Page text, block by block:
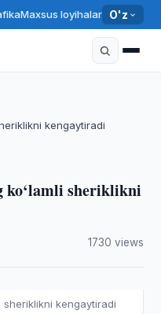
Maxsus loyihalar O'z
kengaytiradi
ko‘lamli sheriklikni
1730 views
sheriklikni kengaytiradi